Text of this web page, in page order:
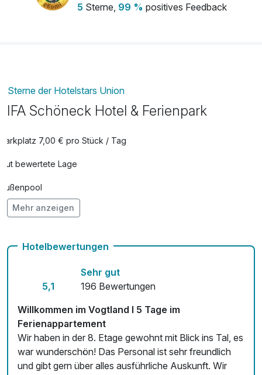
1 x Halbpension=Frühstück, Abendessen
pro Person (1 Tag/e)
(inkl. Getränkeauswahl) von 4 -12 J.
1 x HP=Frühstück, Abendessen+2 Std.
5 Sterne, 99 % positives Feedback
Sterne der Hotelstars Union
IFA Schöneck Hotel & Ferienpark
Parkplatz 7,00 € pro Stück / Tag
Gut bewertete Lage
Außenpool
Vielseitiger Wellnessbereich
Fahrradverleih
Kostenloses W-LAN
Mit Hotelbar
Mehr anzeigen
Hotelbewertungen
5,1
Sehr gut
196 Bewertungen
Willkommen im Vogtland I 5 Tage im
Ferienappartement
Wir haben in der 8. Etage gewohnt mit Blick ins Tal, es
war wunderschön! Das Personal ist sehr freundlich
und gibt gern über alles ausführliche Auskunft. Wir